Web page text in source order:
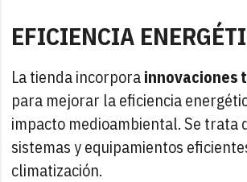
EFICIENCIA
La tienda incorporainnovaciones
para mejorar la eficiencia
impacto medioambiental. Se trata
sistemas y equipamientos
climatización.